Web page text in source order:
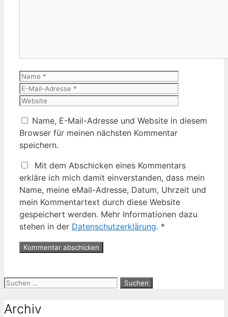
Name
Name, E-Mail-Adresse und Website in diesem
Browser für meinen nächsten Kommentar
speichern.
Mit dem Abschicken eines Kommentars
erkläre ich mich damit einverstanden, dass mein
Name, meine eMail-Adresse, Datum, Uhrzeit und
mein Kommentartext durch diese Website
gespeichert werden. Mehr Informationen dazu
stehen in der Datenschutzerklärung. *
Suche
Archiv